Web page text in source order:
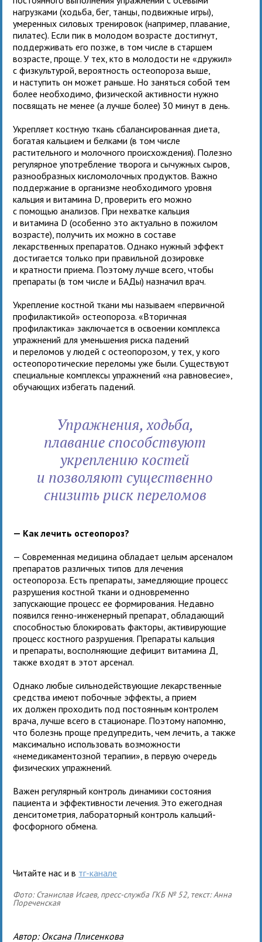
нагрузками (ходьба, бег, танцы, подвижные игры),
умеренных силовых тренировок (например, плавание,
пилатес). Если пик в молодом возрасте достигнут,
поддерживать его позже, в том числе в старшем
возрасте, проще. У тех, кто в молодости не «дружил»
с физкультурой, вероятность остеопороза выше,
и наступить он может раньше. Но заняться собой тем
более необходимо, физической активности нужно
посвящать не менее (а лучше более) 30 минут в день.
Укрепляет костную ткань сбалансированная диета,
богатая кальцием и белками (в том числе
растительного и молочного происхождения). Полезно
регулярное употребление творога и сычужных сыров,
разнообразных кисломолочных продуктов. Важно
поддержание в организме необходимого уровня
кальция и витамина D, проверить его можно
с помощью анализов. При нехватке кальция
и витамина D (особенно это актуально в пожилом
возрасте), получить их можно в составе
лекарственных препаратов. Однако нужный эффект
достигается только при правильной дозировке
и кратности приема. Поэтому лучше всего, чтобы
препараты (в том числе и БАДы) назначил врач.
Укрепление костной ткани мы называем «первичной
профилактикой» остеопороза. «Вторичная
профилактика» заключается в освоении комплекса
упражнений для уменьшения риска падений
и переломов у людей с остеопорозом, у тех, у кого
остеопоротические переломы уже были. Существуют
специальные комплексы упражнений «на равновесие»,
обучающих избегать падений.
Упражнения, ходьба,
плавание способствуют
укреплению костей
и позволяют существенно
снизить риск переломов
— Как лечить остеопороз?
— Современная медицина обладает целым арсеналом
препаратов различных типов для лечения
остеопороза. Есть препараты, замедляющие процесс
разрушения костной ткани и одновременно
запускающие процесс ее формирования. Недавно
появился генно-инженерный препарат, обладающий
способностью блокировать факторы, активирующие
процесс костного разрушения. Препараты кальция
и препараты, восполняющие дефицит витамина Д,
также входят в этот арсенал.
Однако любые сильнодействующие лекарственные
средства имеют побочные эффекты, а прием
их должен проходить под постоянным контролем
врача, лучше всего в стационаре. Поэтому напомню,
что болезнь проще предупредить, чем лечить, а также
максимально использовать возможности
«немедикаментозной терапии», в первую очередь
физических упражнений.
Важен регулярный контроль динамики состояния
пациента и эффективности лечения. Это ежегодная
денситометрия, лабораторный контроль кальций-
фосфорного обмена.
Читайте нас и в тг-канале
Фото: Станислав Исаев, пресс-служба ГКБ № 52, текст: Анна
Пореченская
Автор: Оксана Плисенкова